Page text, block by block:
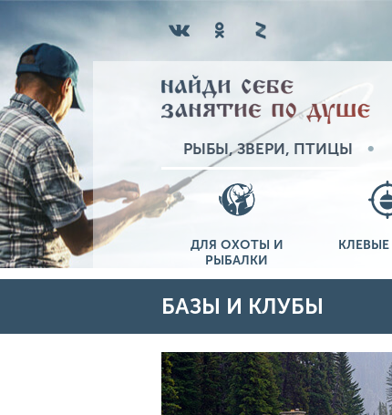
РЫБЫ, ЗВЕРИ, ПТИЦЫ
ДЛЯ ОХОТЫ И
РЫБАЛКИ
БАЗЫ И КЛУБЫ